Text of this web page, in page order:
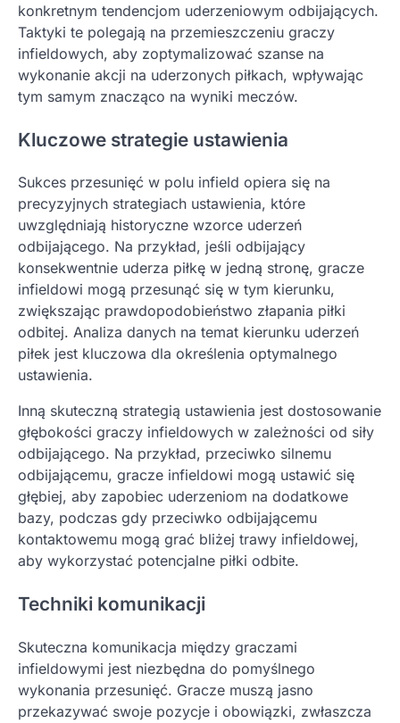
konkretnym tendencjom uderzeniowym odbijających.
Taktyki te polegają na przemieszczeniu graczy
infieldowych, aby zoptymalizować szanse na
wykonanie akcji na uderzonych piłkach, wpływając
tym samym znacząco na wyniki meczów.
Kluczowe strategie ustawienia
Sukces przesunięć w polu infield opiera się na
precyzyjnych strategiach ustawienia, które
uwzględniają historyczne wzorce uderzeń
odbijającego. Na przykład, jeśli odbijający
konsekwentnie uderza piłkę w jedną stronę, gracze
infieldowi mogą przesunąć się w tym kierunku,
zwiększając prawdopodobieństwo złapania piłki
odbitej. Analiza danych na temat kierunku uderzeń
piłek jest kluczowa dla określenia optymalnego
ustawienia.
Inną skuteczną strategią ustawienia jest dostosowanie
głębokości graczy infieldowych w zależności od siły
odbijającego. Na przykład, przeciwko silnemu
odbijającemu, gracze infieldowi mogą ustawić się
głębiej, aby zapobiec uderzeniom na dodatkowe
bazy, podczas gdy przeciwko odbijającemu
kontaktowemu mogą grać bliżej trawy infieldowej,
aby wykorzystać potencjalne piłki odbite.
Techniki komunikacji
Skuteczna komunikacja między graczami
infieldowymi jest niezbędna do pomyślnego
wykonania przesunięć. Gracze muszą jasno
przekazywać swoje pozycje i obowiązki, zwłaszcza